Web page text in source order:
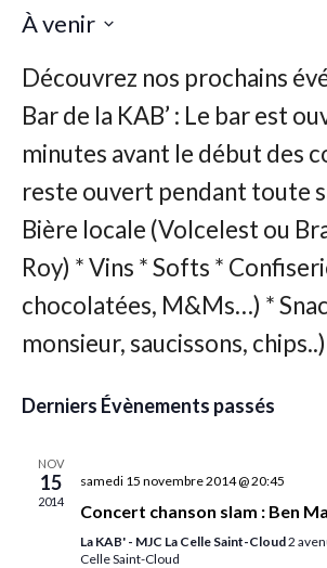
À venir
une
date.
Derniers Évènements passés
NOV
15
2014
samedi 15 novembre 2014 @ 20:45
Concert chanson slam : Ben
La KAB' - MJC La Celle Saint-Cloud2
Celle Saint-Cloud